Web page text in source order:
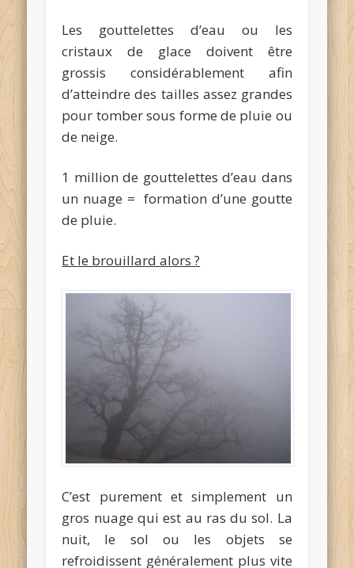
Les gouttelettes d’eau ou les
cristaux de glace doivent être
grossis considérablement afin
d’atteindre des tailles assez grandes
pour tomber sous forme de pluie ou
de neige.
1 million de gouttelettes d’eau dans
un nuage = formation d’une goutte
de pluie.
Et le brouillard alors ?
C’est purement et simplement un
gros nuage qui est au ras du sol. La
nuit, le sol ou les objets se
refroidissent généralement plus vite